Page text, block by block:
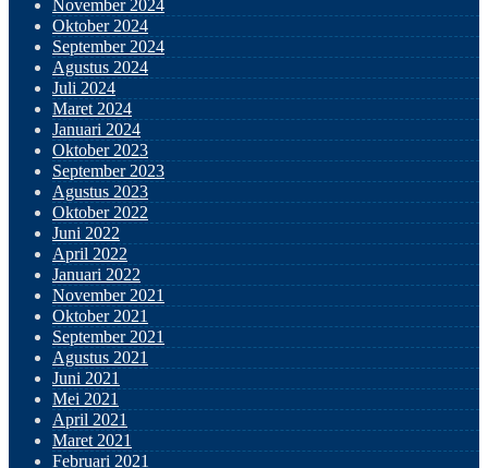
November 2024
Oktober 2024
September 2024
Agustus 2024
Juli 2024
Maret 2024
Januari 2024
Oktober 2023
September 2023
Agustus 2023
Oktober 2022
Juni 2022
April 2022
Januari 2022
November 2021
Oktober 2021
September 2021
Agustus 2021
Juni 2021
Mei 2021
April 2021
Maret 2021
Februari 2021